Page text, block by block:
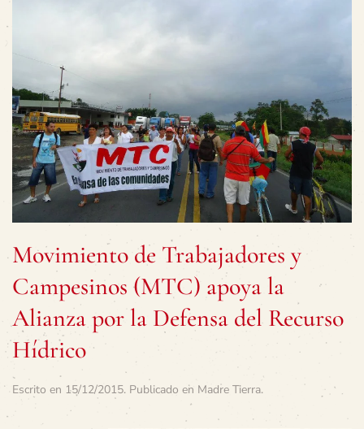
Movimiento de Trabajadores y
Campesinos (MTC) apoya la
Alianza por la Defensa del Recurso
Hídrico
Escrito en 15/12/2015. Publicado en Madre Tierra.